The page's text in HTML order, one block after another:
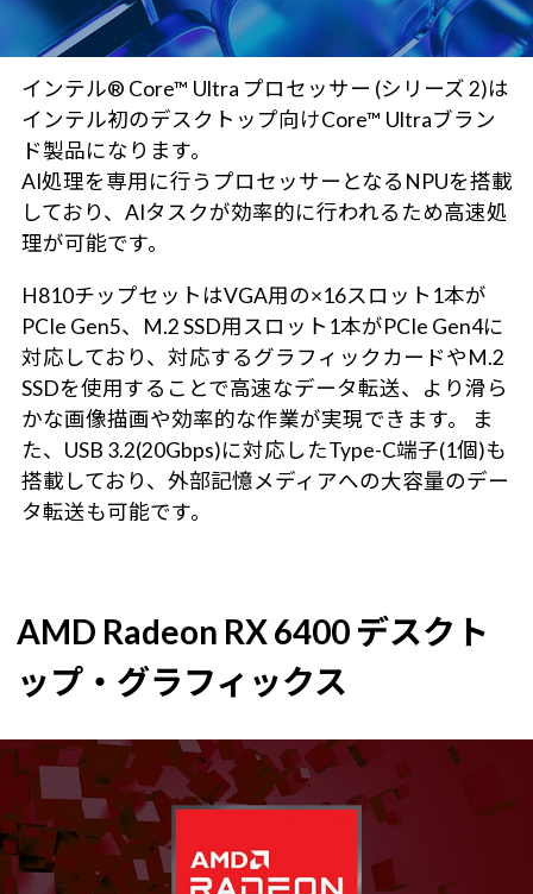
インテル® Core™ Ultra プロセッサー (シリーズ 2)は
インテル初のデスクトップ向けCore™ Ultraブラン
ド製品になります。
AI処理を専用に行うプロセッサーとなるNPUを搭載
しており、AIタスクが効率的に行われるため高速処
理が可能です。
H810チップセットはVGA用の×16スロット1本が
PCIe Gen5、M.2 SSD用スロット1本がPCIe Gen4に
対応しており、対応するグラフィックカードやM.2
SSDを使用することで高速なデータ転送、より滑ら
かな画像描画や効率的な作業が実現できます。 ま
た、USB 3.2(20Gbps)に対応したType-C端子(1個)も
搭載しており、外部記憶メディアへの大容量のデー
タ転送も可能です。
AMD Radeon RX 6400 デスクト
ップ・グラフィックス